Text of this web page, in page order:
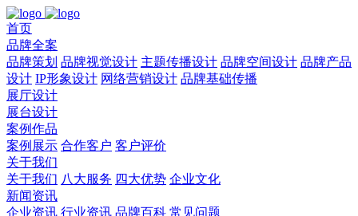
首页
品牌全案
品牌策划 品牌视觉设计 主题传播设计 品牌空间设计 品牌产品
设计 IP形象设计 网络营销设计 品牌基础传播
展厅设计
展台设计
案例作品
案例展示 合作客户 客户评价
关于我们
关于我们 八大服务 四大优势 企业文化
新闻资讯
企业资讯 行业资讯 品牌百科 常见问题